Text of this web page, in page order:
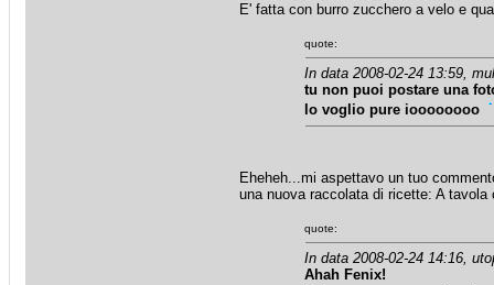
E' fatta con burro zucchero a velo e
quote:
In data 2008-02-24 13:59,
tu non puoi postare una
lo voglio pure ioooooooo
Eheheh...mi aspettavo un tuo
una nuova raccolata di ricette: A
quote:
In data 2008-02-24 14:16,
Ahah Fenix!